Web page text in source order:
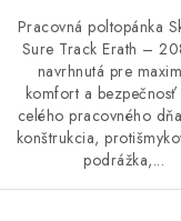
Pracovná poltopánka
Sure Track Erath –
navrhnutá pre
komfort a bezpečnosť
celého pracovného
konštrukcia,
podrážka,...